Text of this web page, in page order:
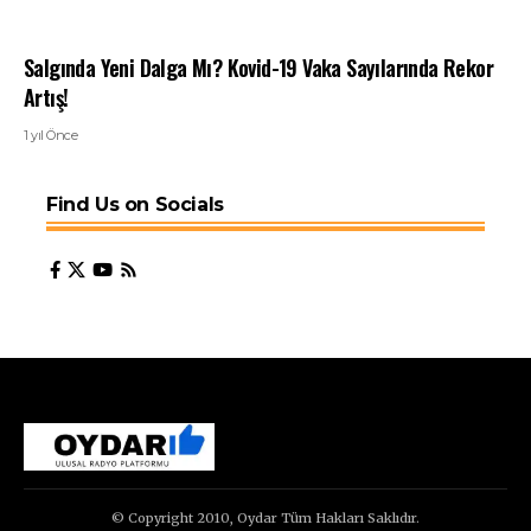
Salgında Yeni Dalga Mı? Kovid-19 Vaka Sayılarında Rekor
Artış!
1 yıl Önce
Find Us on Socials
© Copyright 2010, Oydar Tüm Hakları Saklıdır.